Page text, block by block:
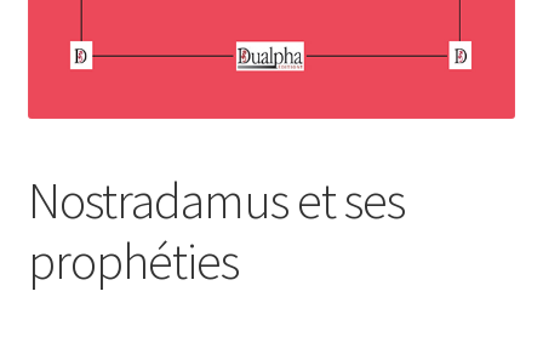
Soutien à Philippe Randa
Nostradamus et ses
prophéties